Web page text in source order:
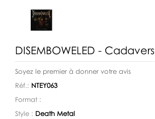
DISEMBOWELED - Cadavers
Soyez le premier à donner votre avis
Réf.: NTEY063
Format :
Style : Death Metal